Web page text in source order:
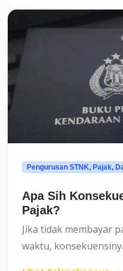
Pengurusan STNK, Pajak,
Apa Sih
Pajak?
Jika tidak membayar
waktu,